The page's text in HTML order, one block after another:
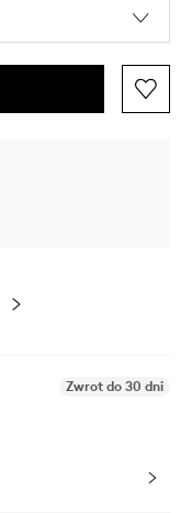
Zwrot do 30 dni